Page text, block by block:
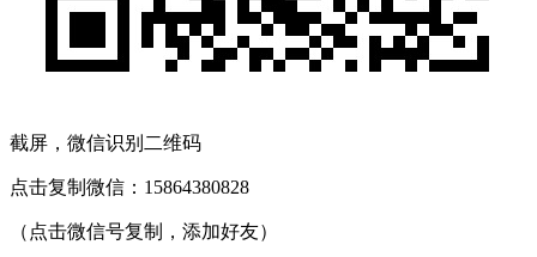
截屏，微信识别二维码
点击复制微信：15864380828
（点击微信号复制，添加好友）